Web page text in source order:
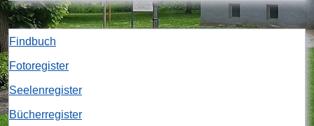
Findbuch
Fotoregister
Seelenregister
Bücherregister